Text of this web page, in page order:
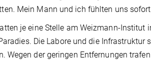
Mein Mann und ich fühlten uns
je eine Stelle am Weizmann-Institut
Die Labore und die Infrastruktur
Wegen der geringen Entfernungen